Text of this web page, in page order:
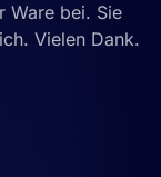
Ware bei. Sie
Vielen Dank.